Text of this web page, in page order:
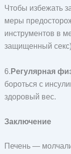
Чтобы избежать
меры
инструментов в
защищенный
6. Регулярная
бороться с
здоровый вес.
Заключение
Печень —